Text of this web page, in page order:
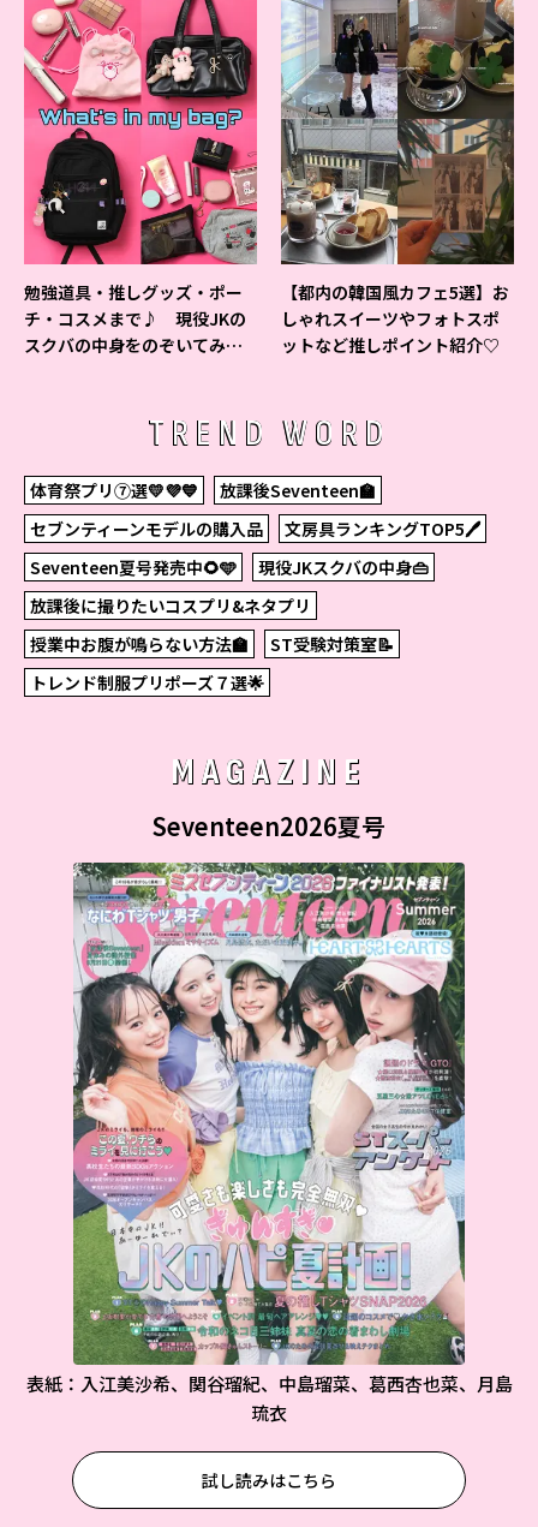
勉強道具・推しグッズ・ポー
チ・コスメまで♪ 現役JKの
スクバの中身をのぞいてみ
【都内の韓国風カフェ5選】お
しゃれスイーツやフォトスポ
ットなど推しポイント紹介♡
TREND WORD
体育祭プリ⑦選💛💜💙
放課後Seventeen🏫
セブンティーンモデルの購入品
文房具ランキングTOP5🖊
Seventeen夏号発売中🌻🩵
現役JKスクバの中身👜
放課後に撮りたいコスプリ&ネタプリ
授業中お腹が鳴らない方法🏫
ST受験対策室📝
トレンド制服プリポーズ７選🌟
MAGAZINE
Seventeen2026夏号
表紙：入江美沙希、関谷瑠紀、中島瑠菜、葛西杏也菜、月島
琉衣
試し読みはこちら